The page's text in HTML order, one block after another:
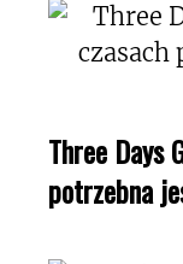
Three Days
potrzebna